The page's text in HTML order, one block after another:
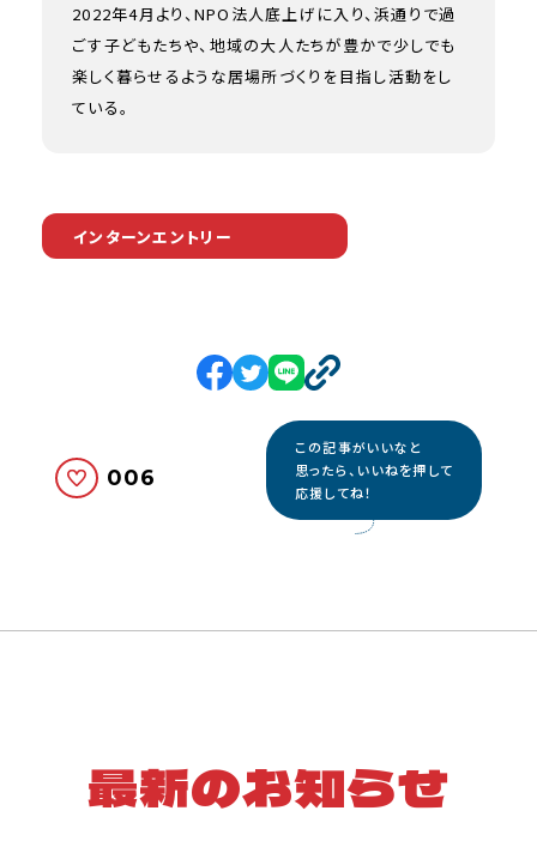
2022年4月より、NPO法人底上げに入り、浜通りで過
ごす子どもたちや、地域の大人たちが豊かで少しでも
楽しく暮らせるような居場所づくりを目指し活動をし
ている。
インターンエントリー
この記事がいいなと
思ったら、いいねを押して
応援してね！
006
最新のお知らせ